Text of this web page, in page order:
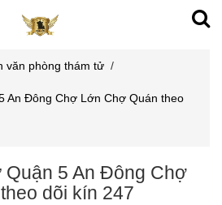
văn phòng thám tử /
An Đông Chợ Lớn Chợ Quán theo
Quận 5 An Đông Chợ
dõi kín 247